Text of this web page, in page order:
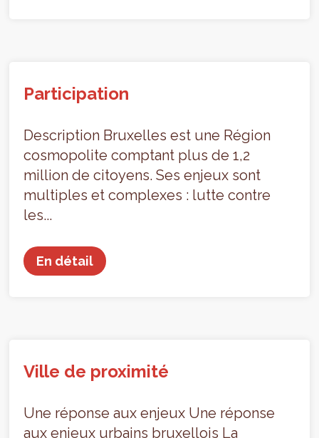
Participation
Description Bruxelles est une Région
cosmopolite comptant plus de 1,2
million de citoyens. Ses enjeux sont
multiples et complexes : lutte contre
les...
En détail
Ville de proximité
Une réponse aux enjeux Une réponse
aux enjeux urbains bruxellois La